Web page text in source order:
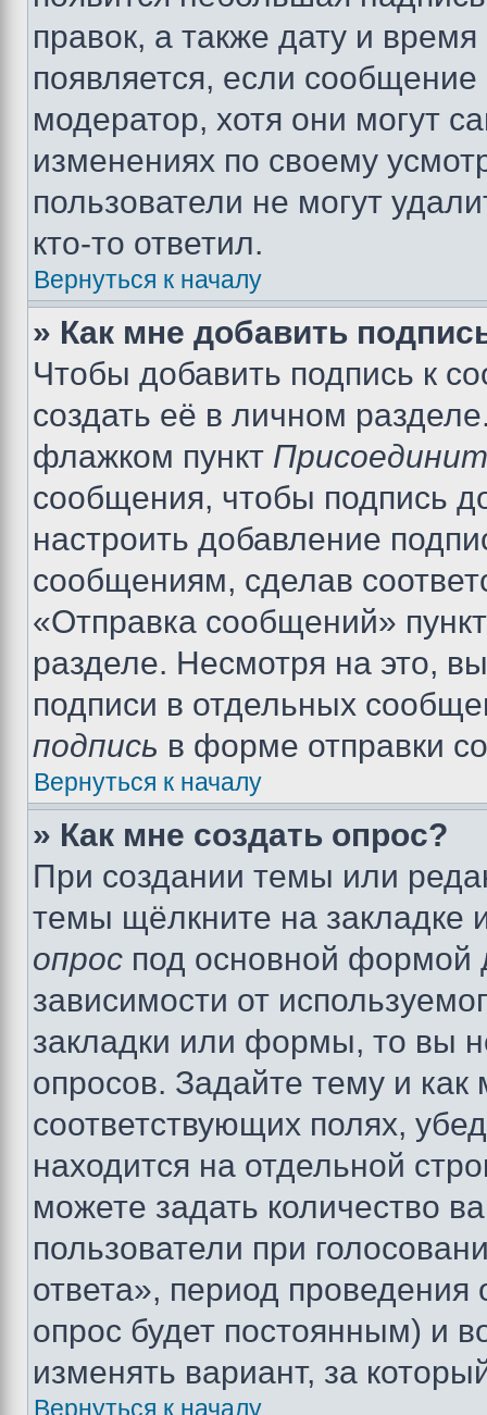
правок, а также дату и
появляется, если
модератор, хотя они могут
изменениях по своему
пользователи не могут
кто-то ответил.
Вернуться к началу
» Как мне добавить
Чтобы добавить подпись к
создать её в личном
флажком пункт
сообщения, чтобы подпись
настроить добавление
сообщениям, сделав
«Отправка сообщений»
разделе. Несмотря на это,
подписи в отдельных
подпись в форме отправки
Вернуться к началу
» Как мне создать опрос?
При создании темы или
темы щёлкните на
опрос под основной формой
зависимости от
закладки или формы, то вы
опросов. Задайте тему и
соответствующих полях,
находится на отдельной
можете задать количество
пользователи при
ответа», период проведения
опрос будет постоянным) и
изменять вариант, за
Вернуться к началу